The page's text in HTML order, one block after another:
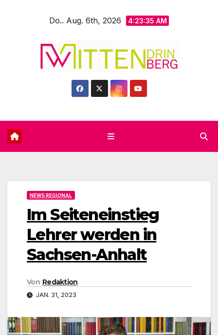
Do.. Aug. 6th, 2026 4:23:37 AM
NEWS REGIONAL
Im Seiteneinstieg
Lehrer werden in
Sachsen-Anhalt
Von Redaktion
JAN. 31, 2023